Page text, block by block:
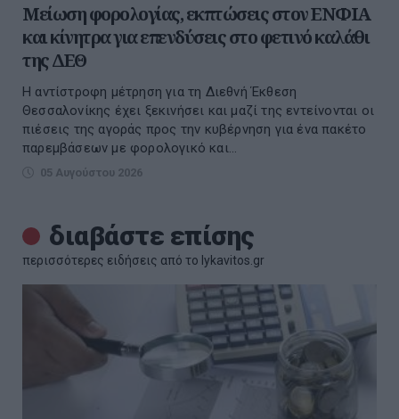
Μείωση φορολογίας, εκπτώσεις στον ΕΝΦΙΑ
και κίνητρα για επενδύσεις στο φετινό καλάθι
της ΔΕΘ
Η αντίστροφη μέτρηση για τη Διεθνή Έκθεση
Θεσσαλονίκης έχει ξεκινήσει και μαζί της εντείνονται οι
πιέσεις της αγοράς προς την κυβέρνηση για ένα πακέτο
παρεμβάσεων με φορολογικό και...
05 Αυγούστου 2026
διαβάστε επίσης
περισσότερες ειδήσεις από το lykavitos.gr